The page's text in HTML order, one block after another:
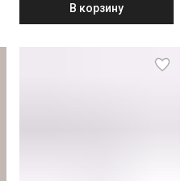
В корзину